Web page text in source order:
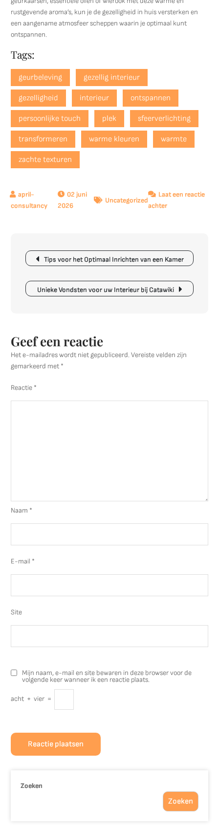
rustgevende aroma’s, kun je de gezelligheid in huis versterken en
een aangename atmosfeer scheppen waarin je optimaal kunt
ontspannen.
Tags:
geurbeleving gezellig interieur
gezelligheid interieur ontspannen
persoonlijke touch plek sfeerverlichting
transformeren warme kleuren warmte
zachte texturen
02 juni
2026
Uncategorized
Laat een reactie
achterop
Gezellig
Interieur:
Warmte
en
Berichtnavigatie
Tips voor het Optimaal Inrichten van een Kamer
Unieke Vondsten voor uw Interieur bij Catawiki
Geef een reactie
Het e-mailadres wordt niet gepubliceerd. Vereiste velden zijn
gemarkeerd met *
Reactie *
Naam *
E-mail *
Site
Mijn naam, e-mail en site bewaren in deze browser voor de
volgende keer wanneer ik een reactie plaats.
acht + vier =
Zoeken
Zoeken